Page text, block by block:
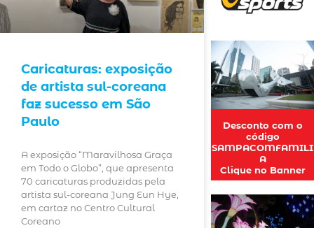
Caricaturas: exposição
de artista sul-coreana
faz sucesso em São
Paulo
A exposição “Maravilhosa Graça
em Todo o Globo”, que apresenta
70 caricaturas produzidas pela
artista sul-coreana Jung Eun Hye,
em cartaz no Centro Cultural
Coreano
Desconto com o
código
SAMPACOMFAMILI
A
Clique no Banner